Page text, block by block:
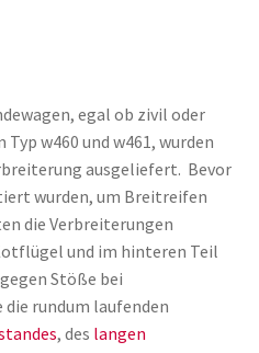
egal ob zivil oder
w460 und w461, wurden
ausgeliefert. Bevor
wurden, um Breitreifen
die Verbreiterungen
und im hinteren Teil
Stöße bei
rundum laufenden
, des langen